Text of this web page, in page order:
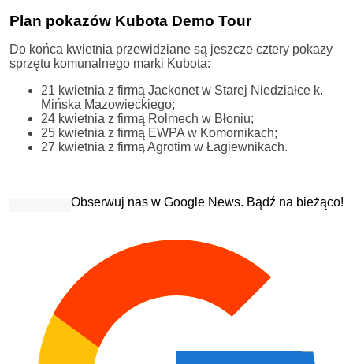
Plan pokazów Kubota Demo Tour
Do końca kwietnia przewidziane są jeszcze cztery pokazy
sprzętu komunalnego marki Kubota:
21 kwietnia z firmą Jackonet w Starej Niedziałce k.
Mińska Mazowieckiego;
24 kwietnia z firmą Rolmech w Błoniu;
25 kwietnia z firmą EWPA w Komornikach;
27 kwietnia z firmą Agrotim w Łagiewnikach.
Obserwuj nas w Google News. Bądź na bieżąco!